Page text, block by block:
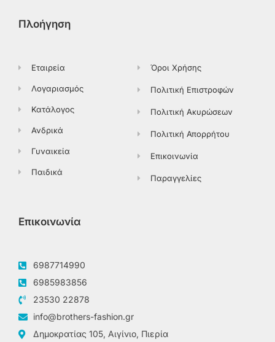
o t
e
Πλοήγηση
Εταιρεία
Λογαριασμός
Κατάλογος
Ανδρικά
Γυναικεία
Παιδικά
Όροι Χρήσης
Πολιτική Επιστροφών
Πολιτική Ακυρώσεων
Πολιτική Απορρήτου
Επικοινωνία
Παραγγελίες
Επικοινωνία
6987714990
6985983856
23530 22878
info@brothers-fashion.gr
Δημοκρατίας 105, Αιγίνιο, Πιερία